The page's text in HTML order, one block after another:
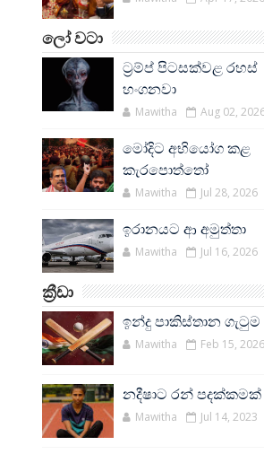
ලෝ වටා
ට්‍රම්ප් පිටසක්වළ රහස්
හංගනවා
Mawitha Aug 02,
මෝදිට අභියෝග කළ
කැරපොත්තෝ
Mawitha Jul 28, 2026
ඉරානයට ආ අමුත්තා
Mawitha Jul 16, 2026
ක්‍රීඩා
ඉන්දු පාකිස්තාන ගැටුම
Mawitha Feb 15, 2026
නදීෂාට රන් පදක්කමක්
Mawitha Jul 14, 2023